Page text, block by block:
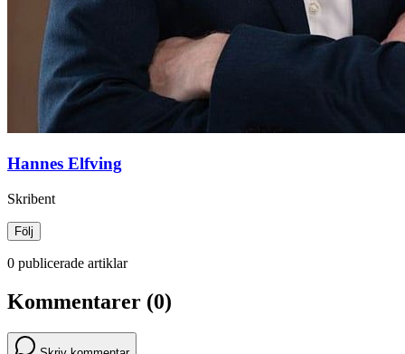
Hannes Elfving
Skribent
Följ
0 publicerade artiklar
Kommentarer (0)